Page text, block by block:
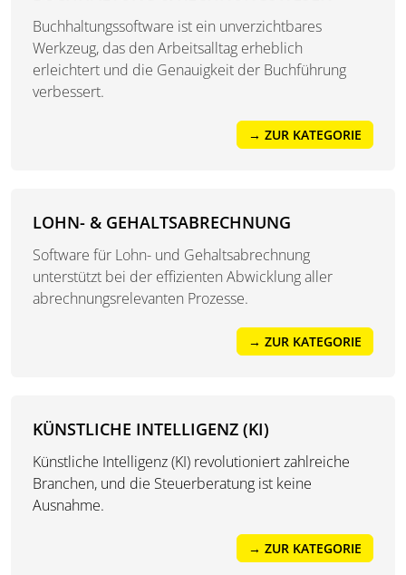
Buchhaltungssoftware ist ein unverzichtbares
Werkzeug, das den Arbeitsalltag erheblich
erleichtert und die Genauigkeit der Buchführung
verbessert.
→ ZUR KATEGORIE
LOHN- & GEHALTSABRECHNUNG
Software für Lohn- und Gehaltsabrechnung
unterstützt bei der effizienten Abwicklung aller
abrechnungsrelevanten Prozesse.
→ ZUR KATEGORIE
KÜNSTLICHE INTELLIGENZ (KI)
Künstliche Intelligenz (KI) revolutioniert zahlreiche
Branchen, und die Steuerberatung ist keine
Ausnahme.
→ ZUR KATEGORIE